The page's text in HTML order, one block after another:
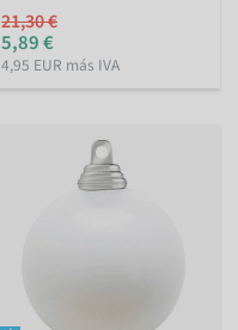
21,30 €
5,89 €
4,95 EUR más IVA